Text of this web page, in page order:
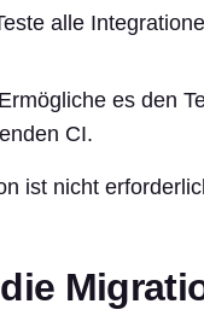
alle
es den
CI.
ist nicht